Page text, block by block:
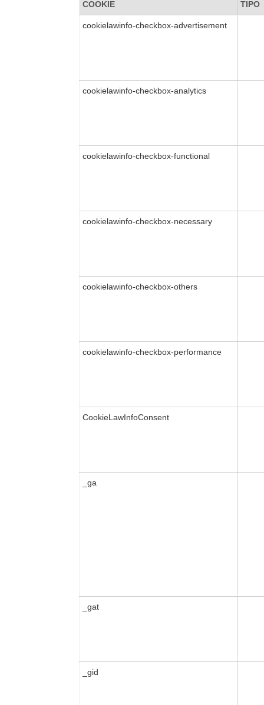
COOKIE TIPO
cookielawinfo-checkbox-advertisement
cookielawinfo-checkbox-analytics
cookielawinfo-checkbox-functional
cookielawinfo-checkbox-necessary
cookielawinfo-checkbox-others
cookielawinfo-checkbox-performance
CookieLawInfoConsent
_ga
_gat
_gid